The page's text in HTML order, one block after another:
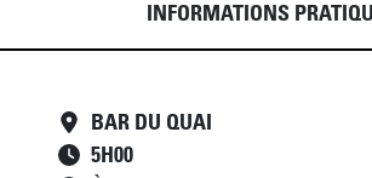
INFORMATIONS
BAR DU QUAI
5H00